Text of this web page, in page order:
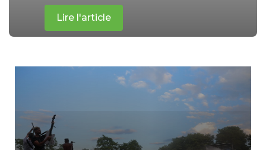
Lire l'article